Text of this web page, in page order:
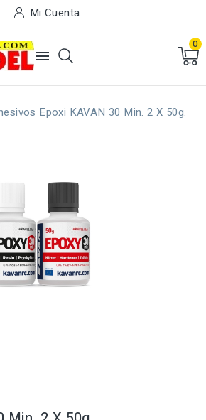
Mi Cuenta

0
Epoxi KAVAN 30 Min. 2 X 50g.